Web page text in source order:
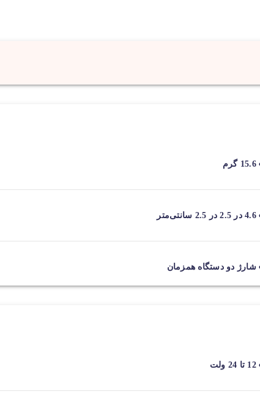
15.6 گرم
4.6 در 2.5 در 2.5 سانتی‌متر
شارژ دو دستگاه همزمان
12 تا 24 ولت